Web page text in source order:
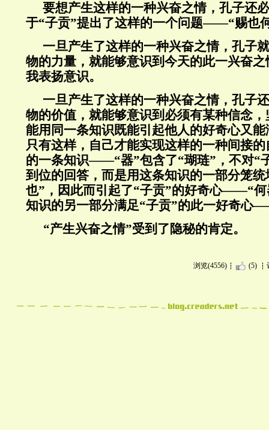
要想产生这样的一种兴奋之情，孔子还
于“子贡”提出了这样的一个问题——“赐也
一旦产生了这样的一种兴奋之情，孔子
物的力量，就能够意识到今天的此一兴奋
我表扬意识。
一旦产生了这样的一种兴奋之情，孔子
物的价值，就能够意识到必须有某种信念
能用同一条知识既能引起他人的好奇心又
只有这样，自己才能实现这样的一种间接
的一条知识——“器”包含了“瑚琏”，不对“
到位的回答，而是用这条知识的一部分笼
也”，因此而引起了“子贡”的好奇心——“何
知识的另一部分满足“子贡”的此一好奇心
“产生兴奋之情”受到了隐秘的肯定。
浏览(4556) (5)